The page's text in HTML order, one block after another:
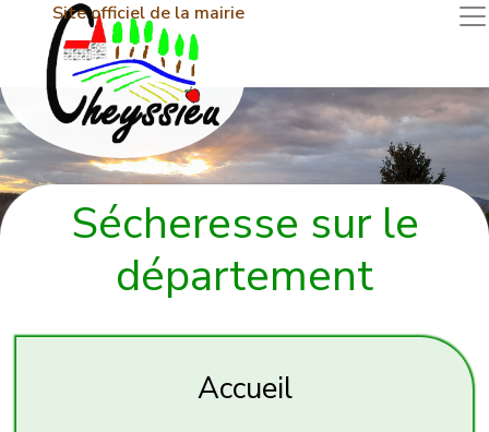
Site officiel de la mairie
Sécheresse sur le
département
Accueil